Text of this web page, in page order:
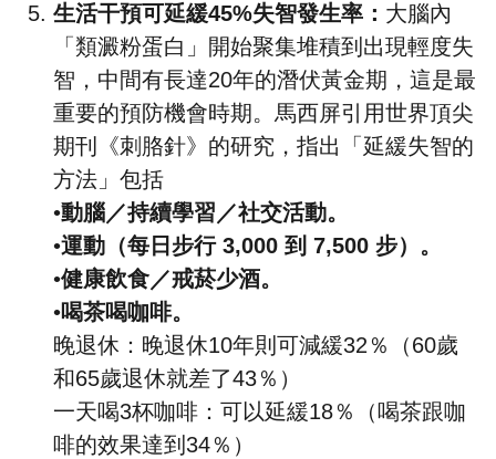
生活干預可延緩45%失智發生率： 大腦內
「類澱粉蛋白」開始聚集堆積到出現輕度失
智，中間有長達20年的潛伏黃金期，這是最
重要的預防機會時期。馬西屏引用世界頂尖
期刊《刺胳針》的研究，指出「延緩失智的
方法」包括
•動腦／持續學習／社交活動。
•運動（每日步行 3,000 到 7,500 步）。
•健康飲食／戒菸少酒。
•喝茶喝咖啡。
晚退休：晚退休10年則可減緩32％（60歲
和65歲退休就差了43％）
一天喝3杯咖啡：可以延緩18％（喝茶跟咖
啡的效果達到34％）